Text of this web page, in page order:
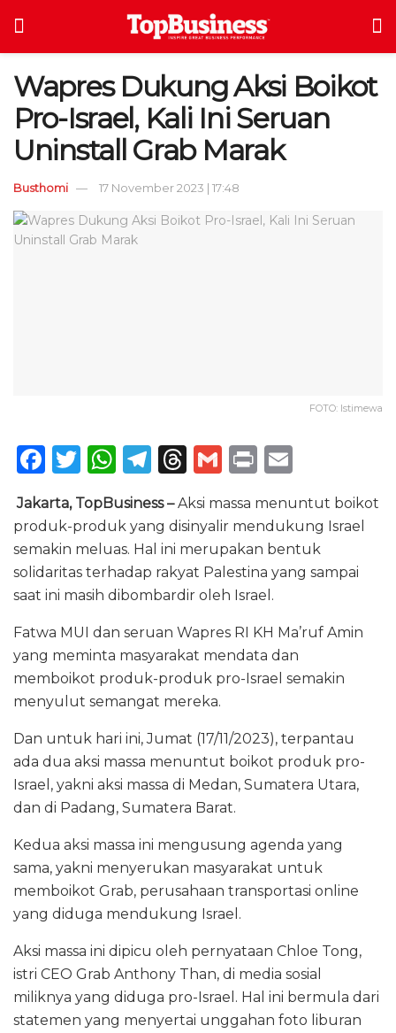
Wapres Dukung Aksi Boikot
Pro-Israel, Kali Ini Seruan
Uninstall Grab Marak
Busthomi 17 November 2023 | 17:48
FOTO: Istimewa
F
c
e
b
o
o
k
T
it
te
r
W
h
a
ts
A
p
p
T
e
g
ra
m
T
re
a
d
s
G
ai
l
P
n
t
ai
l
Jakarta, TopBusiness –Aksi massa menuntut boikot
produk-produk yang disinyalir mendukung Israel
semakin meluas. Hal ini merupakan bentuk
solidaritas terhadap rakyat Palestina yang sampai
saat ini masih dibombardir oleh Israel.
Fatwa MUI dan seruan Wapres RI KH Ma’ruf Amin
yang meminta masyarakat mendata dan
memboikot produk-produk pro-Israel semakin
menyulut semangat mereka.
Dan untuk hari ini, Jumat (17/11/2023), terpantau
ada dua aksi massa menuntut boikot produk pro-
Israel, yakni aksi massa di Medan, Sumatera Utara,
dan di Padang, Sumatera Barat.
Kedua aksi massa ini mengusung agenda yang
sama, yakni menyerukan masyarakat untuk
memboikot Grab, perusahaan transportasi online
yang diduga mendukung Israel.
Aksi massa ini dipicu oleh pernyataan Chloe Tong,
istri CEO Grab Anthony Than, di media sosial
miliknya yang diduga pro-Israel. Hal ini bermula dari
statemen yang menyertai unggahan foto liburan